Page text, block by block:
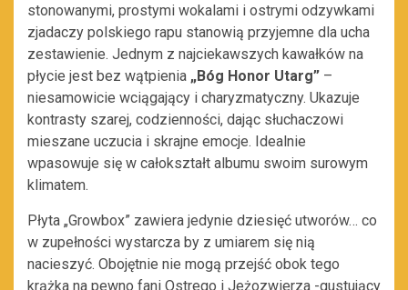
stonowanymi, prostymi wokalami i ostrymi odzywkami
zjadaczy polskiego rapu stanowią przyjemne dla ucha
zestawienie. Jednym z najciekawszych kawałków na
płycie jest bez wątpienia „Bóg Honor Utarg” –
niesamowicie wciągający i charyzmatyczny. Ukazuje
kontrasty szarej, codzienności, dając słuchaczowi
mieszane uczucia i skrajne emocje. Idealnie
wpasowuje się w całokształt albumu swoim surowym
klimatem.
Płyta „Growbox” zawiera jedynie dziesięć utworów… co
w zupełności wystarcza by z umiarem się nią
nacieszyć. Obojętnie nie mogą przejść obok tego
krążka na pewno fani Ostrego i Jeżozwierza -gustujący